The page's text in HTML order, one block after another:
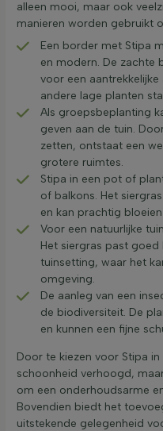
alleen mooi, maar ook
manieren worden gebruikt
Een border met Stipa
en modern. De zachte
voor een
andere lage planten
Als groepsbeplanting
geven aan de tuin.
zetten, ontstaat een
grotere ruimtes.
Stipa in een pot of
of balkons. Het
en kan prachtig
Voor een natuurlijke
Het siergras past
tuinsetting, waar het
omgeving.
De aanleg van een
de biodiversiteit. De
en kunnen een fijne
Door te kiezen voor Stipa
schoonheid verhoogd,
om een onderhoudsarme
Bovendien biedt het
uitstekende gelegenheid